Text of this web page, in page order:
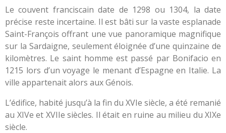
Le couvent franciscain date de 1298 ou 1304, la date
précise reste incertaine. Il est bâti sur la vaste esplanade
Saint-François offrant une vue panoramique magnifique
sur la Sardaigne, seulement éloignée d’une quinzaine de
kilomètres. Le saint homme est passé par Bonifacio en
1215 lors d’un voyage le menant d’Espagne en Italie. La
ville appartenait alors aux Génois.
L’édifice, habité jusqu’à la fin du XVIe siècle, a été remanié
au XIVe et XVIIe siècles. Il était en ruine au milieu du XIXe
siècle.